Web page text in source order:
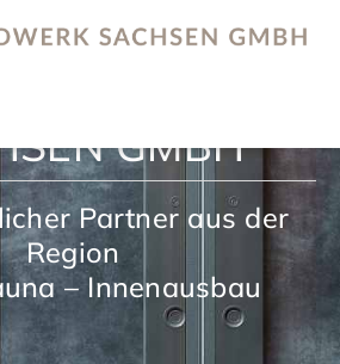
HANDWERK
GMBH
Partner aus der
Region
– Innenausbau